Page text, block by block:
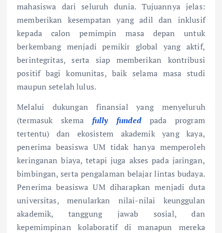
mahasiswa dari seluruh dunia. Tujuannya jelas:
memberikan kesempatan yang adil dan inklusif
kepada calon pemimpin masa depan untuk
berkembang menjadi pemikir global yang aktif,
berintegritas, serta siap memberikan kontribusi
positif bagi komunitas, baik selama masa studi
maupun setelah lulus.
Melalui dukungan finansial yang menyeluruh
(termasuk skema fully fundedpada program
tertentu) dan ekosistem akademik yang kaya,
penerima beasiswa UM tidak hanya memperoleh
keringanan biaya, tetapi juga akses pada jaringan,
bimbingan, serta pengalaman belajar lintas budaya.
Penerima beasiswa UM diharapkan menjadi duta
universitas, menularkan nilai-nilai keunggulan
akademik, tanggung jawab sosial, dan
kepemimpinan kolaboratif di manapun mereka